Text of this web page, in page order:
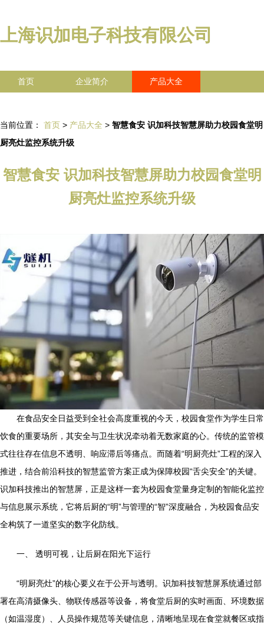
上海识加电子科技有限公司
首页 企业简介 产品大全
当前位置： 首页 > 产品大全 > 智慧食安 识加科技智慧屏助力校园食堂明
厨亮灶监控系统升级
智慧食安 识加科技智慧屏助力校园食堂明
厨亮灶监控系统升级
在食品安全日益受到全社会高度重视的今天，校园食堂作为学生日常
饮食的重要场所，其安全与卫生状况牵动着无数家庭的心。传统的监管模
式往往存在信息不透明、响应滞后等痛点。而随着“明厨亮灶”工程的深入
推进，结合前沿科技的智慧监管方案正成为保障校园“舌尖安全”的关键。
识加科技推出的智慧屏，正是这样一套为校园食堂量身定制的智能化监控
与信息展示系统，它将后厨的“明”与管理的“智”深度融合，为校园食品安
全构筑了一道坚实的数字化防线。
一、 透明可视，让后厨在阳光下运行
“明厨亮灶”的核心要义在于公开与透明。识加科技智慧屏系统通过部
署在高清摄像头、物联传感器等设备，将食堂后厨的实时画面、环境数据
（如温湿度）、人员操作规范等关键信息，清晰地呈现在食堂就餐区或指